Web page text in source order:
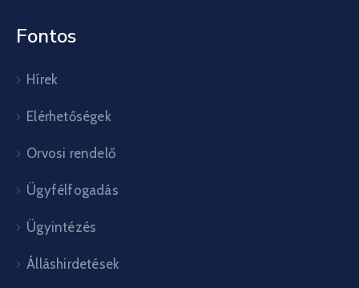
Fontos
Hírek
Elérhetőségek
Orvosi rendelő
Ügyfélfogadás
Ügyintézés
Álláshirdetések